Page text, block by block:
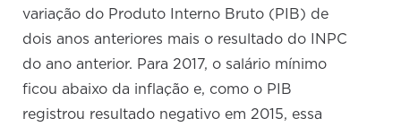
variação do Produto Interno Bruto (PIB) de
dois anos anteriores mais o resultado do INPC
do ano anterior. Para 2017, o salário mínimo
ficou abaixo da inflação e, como o PIB
registrou resultado negativo em 2015, essa